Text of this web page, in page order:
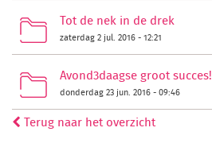
Tot de nek in de drek
zaterdag 2 jul. 2016 - 12:21
Avond3daagse groot succes!
donderdag 23 jun. 2016 - 09:46
Terug naar het overzicht